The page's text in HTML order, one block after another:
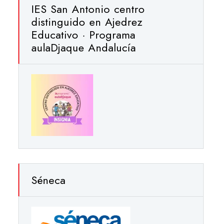
IES San Antonio centro
distinguido en Ajedrez
Educativo · Programa
aulaDjaque Andalucía
Séneca